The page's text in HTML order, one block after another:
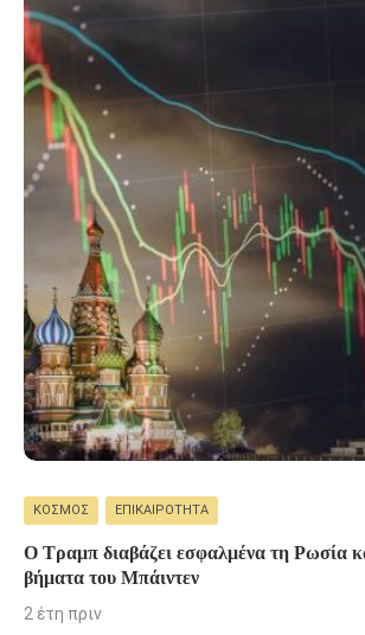
ΚΌΣΜΟΣ ΕΠΙΚΑΙΡΌΤΗΤΑ
Ο Τραμπ διαβάζει εσφαλμένα τη Ρωσία
βήματα του Μπάιντεν
2 έτη πριν